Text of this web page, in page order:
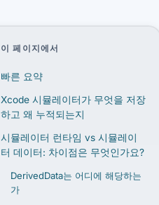
이 페이지에서
빠른 요약
Xcode 시뮬레이터가 무엇을 저장
하고 왜 누적되는지
시뮬레이터 런타임 vs 시뮬레이
터 데이터: 차이점은 무엇인가요?
DerivedData는 어디에 해당하는
가